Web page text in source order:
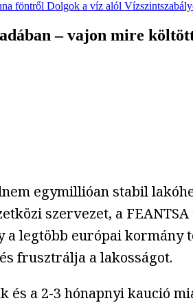
föntről Dolgok a víz alól
– vajon mire
egymillióan stabil
szervezet, a
a legtöbb európai kormány
frusztrálja a lakosságot.
a 2-3 hónapnyi kaució